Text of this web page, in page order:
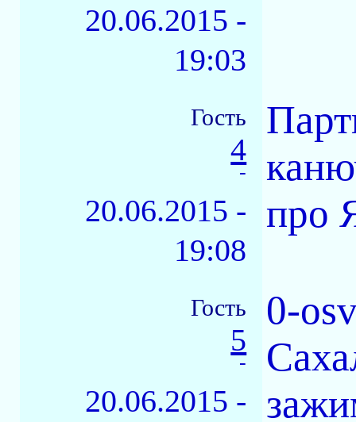
20.06.2015 -
19:03
Гость
4
-
20.06.2015 -
19:08
про
Гость
5
-
20.06.2015 -
0-